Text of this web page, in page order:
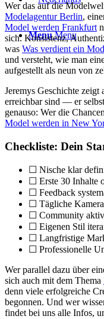
Menu Menu
Wer das auf die
Modelagentur Berlin,
Model werden Frankfurt
sich. Konsistenz,
was Was verdient ein
und versteht, wie man
aufgestellt als neun von
Jeremys Geschichte zeigt
erreichbar sind — er
genauso: Wer die
Model werden in New
Checkliste: Dein
☐ Nische klar
☐ Erste 30 Inhalte
☐ Feedback
☐ Tägliche
☐ Community
☐ Eigenen Stil
☐ Langfristige
☐ Professionelle
Wer parallel dazu über
sich auch mit dem Thema
denn viele erfolgreiche
begonnen. Und wer
findet bei uns alle Infos,